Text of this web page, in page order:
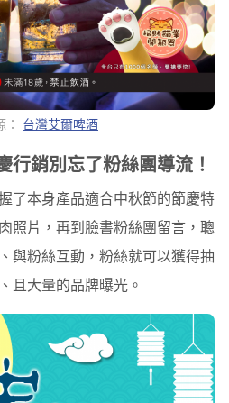
台灣艾爾啤酒
銷別忘了粉絲團導流！
了本身產品適合中秋節的節慶特
照片，再到臉書粉絲團留言，聰
與粉絲互動，粉絲就可以獲得抽
且大量的品牌曝光。